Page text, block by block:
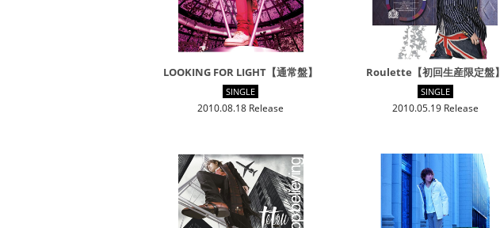
LOOKING FOR LIGHT【通常盤】
SINGLE
2010.08.18 Release
Roulette【初回生産限定盤】
SINGLE
2010.05.19 Release